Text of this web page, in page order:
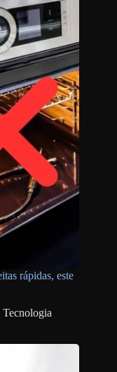
rápidas, este
Tecnologia